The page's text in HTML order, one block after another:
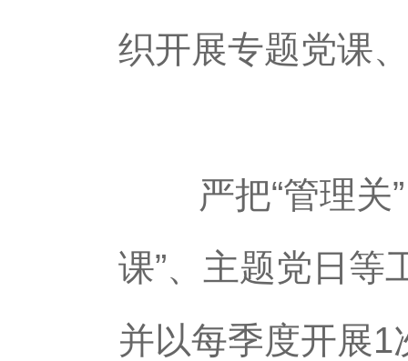
织开展专题党课
严把“管理关”
课”、主题党日等
并以每季度开展